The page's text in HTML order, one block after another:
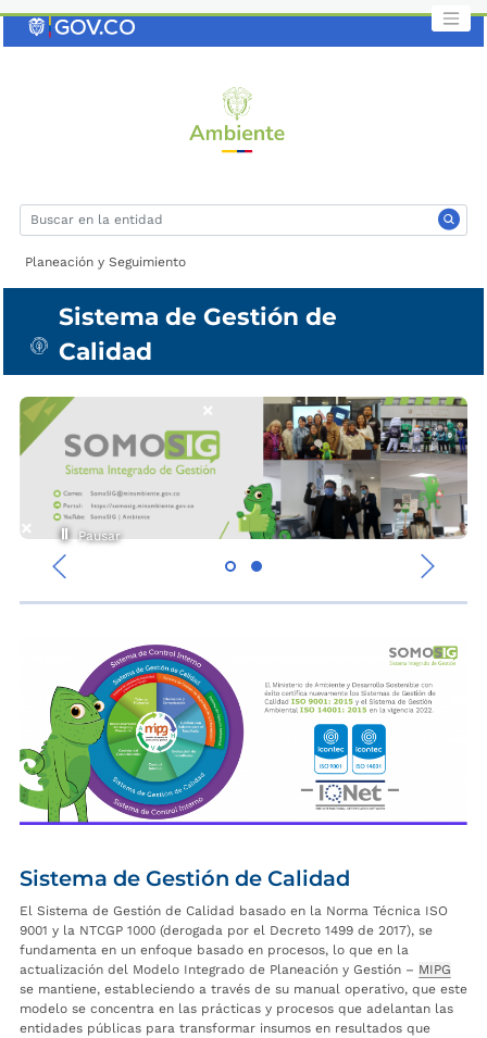
Planeación y Seguimiento
Sistema de Gestión de
Calidad
‹
›
Pausar
Sistema de Gestión de Calidad
El Sistema de Gestión de Calidad basado en la Norma Técnica ISO
9001 y la NTCGP 1000 (derogada por el Decreto 1499 de 2017), se
fundamenta en un enfoque basado en procesos, lo que en la
actualización del Modelo Integrado de Planeación y Gestión – MIPG
se mantiene, estableciendo a través de su manual operativo, que este
modelo se concentra en las prácticas y procesos que adelantan las
entidades públicas para transformar insumos en resultados que